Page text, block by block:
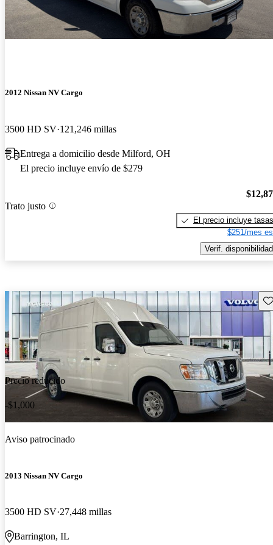
2012 Nissan NV Cargo
3500 HD SV 121,246 millas
Entrega a domicilio desde Milford, OH
El precio incluye envío de $279
Trato justo
El precio incluye tasas
$251/mes
Verif. disponibilidad
Precio reducido
-$1,000
Aviso patrocinado
2013 Nissan NV Cargo
3500 HD SV 27,448 millas
Barrington, IL